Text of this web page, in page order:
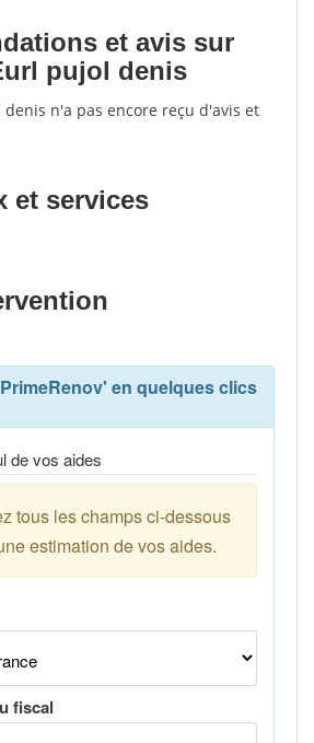
et avis sur
pujol denis
n'a pas encore reçu d'avis et
et services